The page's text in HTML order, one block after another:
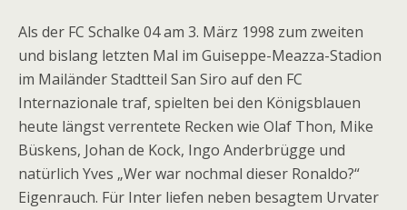
Als der FC Schalke 04 am 3. März 1998 zum zweiten
und bislang letzten Mal im Guiseppe-Meazza-Stadion
im Mailänder Stadtteil San Siro auf den FC
Internazionale traf, spielten bei den Königsblauen
heute längst verrentete Recken wie Olaf Thon, Mike
Büskens, Johan de Kock, Ingo Anderbrügge und
natürlich Yves „Wer war nochmal dieser Ronaldo?“
Eigenrauch. Für Inter liefen neben besagtem Urvater